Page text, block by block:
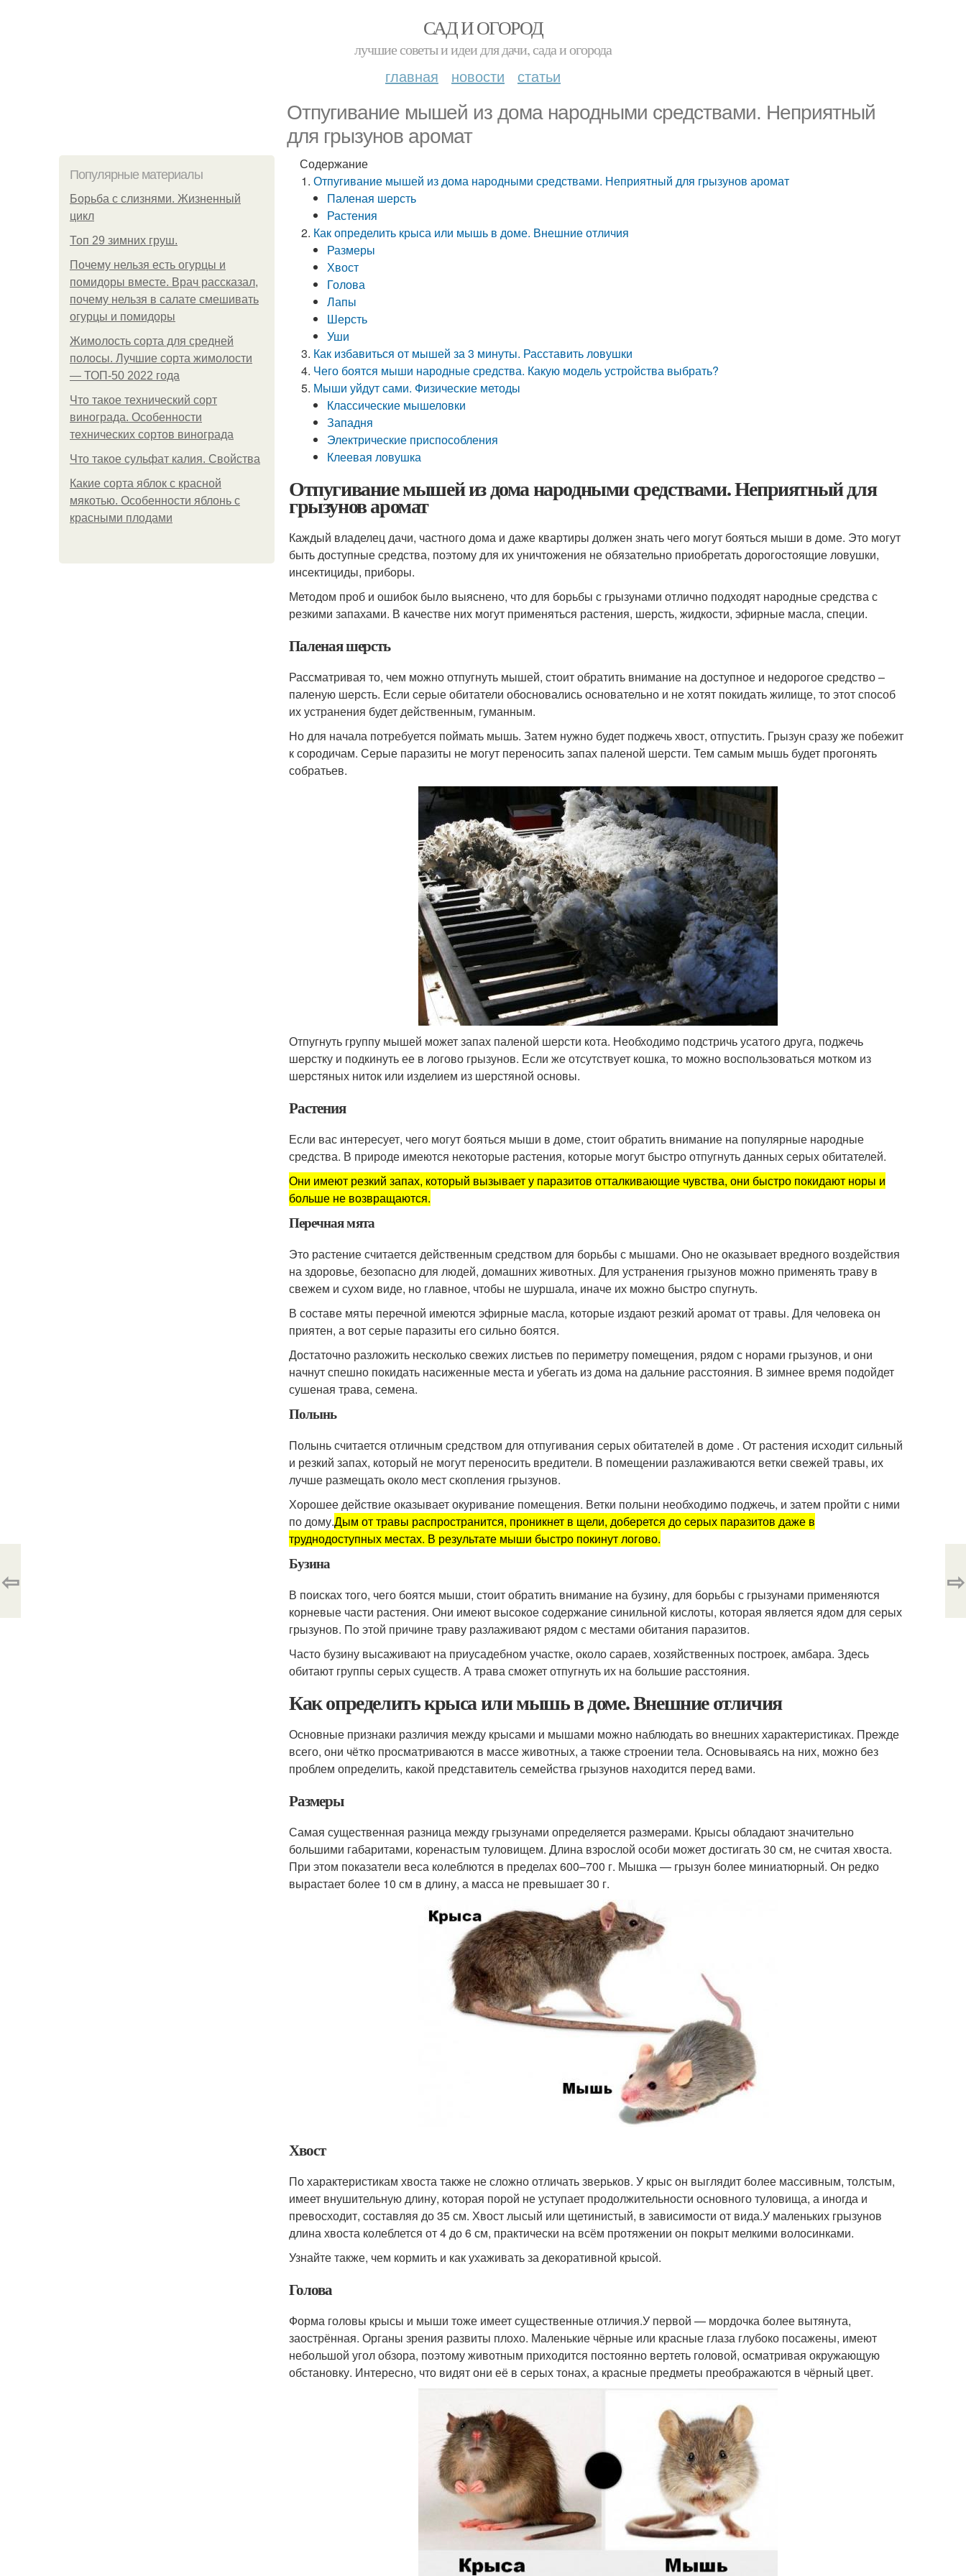
САД И ОГОРОД
лучшие советы и идеи для дачи, сада и огорода
главная новости статьи
Отпугивание мышей из дома народными средствами. Неприятный
для грызунов аромат
Популярные материалы
Борьба с слизнями. Жизненный
цикл
Топ 29 зимних груш.
Почему нельзя есть огурцы и
помидоры вместе. Врач рассказал,
почему нельзя в салате смешивать
огурцы и помидоры
Жимолость сорта для средней
полосы. Лучшие сорта жимолости
— ТОП-50 2022 года
Что такое технический сорт
винограда. Особенности
технических сортов винограда
Что такое сульфат калия. Свойства
Какие сорта яблок с красной
мякотью. Особенности яблонь с
красными плодами
Содержание
Отпугивание мышей из дома народными средствами. Неприятный для грызунов аромат
Паленая шерсть
Растения
Как определить крыса или мышь в доме. Внешние отличия
Размеры
Хвост
Голова
Лапы
Шерсть
Уши
Как избавиться от мышей за 3 минуты. Расставить ловушки
Чего боятся мыши народные средства. Какую модель устройства выбрать?
Мыши уйдут сами. Физические методы
Классические мышеловки
Западня
Электрические приспособления
Клеевая ловушка
Отпугивание мышей из дома народными средствами. Неприятный для
грызунов аромат
Каждый владелец дачи, частного дома и даже квартиры должен знать чего могут бояться мыши в доме. Это могут
быть доступные средства, поэтому для их уничтожения не обязательно приобретать дорогостоящие ловушки,
инсектициды, приборы.
Методом проб и ошибок было выяснено, что для борьбы с грызунами отлично подходят народные средства с
резкими запахами. В качестве них могут применяться растения, шерсть, жидкости, эфирные масла, специи.
Паленая шерсть
Рассматривая то, чем можно отпугнуть мышей, стоит обратить внимание на доступное и недорогое средство –
паленую шерсть. Если серые обитатели обосновались основательно и не хотят покидать жилище, то этот способ
их устранения будет действенным, гуманным.
Но для начала потребуется поймать мышь. Затем нужно будет поджечь хвост, отпустить. Грызун сразу же побежит
к сородичам. Серые паразиты не могут переносить запах паленой шерсти. Тем самым мышь будет прогонять
собратьев.
Отпугнуть группу мышей может запах паленой шерсти кота. Необходимо подстричь усатого друга, поджечь
шерстку и подкинуть ее в логово грызунов. Если же отсутствует кошка, то можно воспользоваться мотком из
шерстяных ниток или изделием из шерстяной основы.
Растения
Если вас интересует, чего могут бояться мыши в доме, стоит обратить внимание на популярные народные
средства. В природе имеются некоторые растения, которые могут быстро отпугнуть данных серых обитателей.
Они имеют резкий запах, который вызывает у паразитов отталкивающие чувства, они быстро покидают норы и
больше не возвращаются.
Перечная мята
Это растение считается действенным средством для борьбы с мышами. Оно не оказывает вредного воздействия
на здоровье, безопасно для людей, домашних животных. Для устранения грызунов можно применять траву в
свежем и сухом виде, но главное, чтобы не шуршала, иначе их можно быстро спугнуть.
В составе мяты перечной имеются эфирные масла, которые издают резкий аромат от травы. Для человека он
приятен, а вот серые паразиты его сильно боятся.
Достаточно разложить несколько свежих листьев по периметру помещения, рядом с норами грызунов, и они
начнут спешно покидать насиженные места и убегать из дома на дальние расстояния. В зимнее время подойдет
сушеная трава, семена.
Полынь
Полынь считается отличным средством для отпугивания серых обитателей в доме . От растения исходит сильный
и резкий запах, который не могут переносить вредители. В помещении разлаживаются ветки свежей травы, их
лучше размещать около мест скопления грызунов.
Хорошее действие оказывает окуривание помещения. Ветки полыни необходимо поджечь, и затем пройти с ними
по дому.Дым от травы распространится, проникнет в щели, доберется до серых паразитов даже в
труднодоступных местах. В результате мыши быстро покинут логово.
Бузина
В поисках того, чего боятся мыши, стоит обратить внимание на бузину, для борьбы с грызунами применяются
корневые части растения. Они имеют высокое содержание синильной кислоты, которая является ядом для серых
грызунов. По этой причине траву разлаживают рядом с местами обитания паразитов.
Часто бузину высаживают на приусадебном участке, около сараев, хозяйственных построек, амбара. Здесь
обитают группы серых существ. А трава сможет отпугнуть их на большие расстояния.
Как определить крыса или мышь в доме. Внешние отличия
Основные признаки различия между крысами и мышами можно наблюдать во внешних характеристиках. Прежде
всего, они чётко просматриваются в массе животных, а также строении тела. Основываясь на них, можно без
проблем определить, какой представитель семейства грызунов находится перед вами.
Размеры
Самая существенная разница между грызунами определяется размерами. Крысы обладают значительно
большими габаритами, коренастым туловищем. Длина взрослой особи может достигать 30 см, не считая хвоста.
При этом показатели веса колеблются в пределах 600–700 г. Мышка — грызун более миниатюрный. Он редко
вырастает более 10 см в длину, а масса не превышает 30 г.
Хвост
По характеристикам хвоста также не сложно отличать зверьков. У крыс он выглядит более массивным, толстым,
имеет внушительную длину, которая порой не уступает продолжительности основного туловища, а иногда и
превосходит, составляя до 35 см. Хвост лысый или щетинистый, в зависимости от вида.У маленьких грызунов
длина хвоста колеблется от 4 до 6 см, практически на всём протяжении он покрыт мелкими волосинками.
Узнайте также, чем кормить и как ухаживать за декоративной крысой.
Голова
Форма головы крысы и мыши тоже имеет существенные отличия.У первой — мордочка более вытянута,
заострённая. Органы зрения развиты плохо. Маленькие чёрные или красные глаза глубоко посажены, имеют
небольшой угол обзора, поэтому животным приходится постоянно вертеть головой, осматривая окружающую
обстановку. Интересно, что видят они её в серых тонах, а красные предметы преображаются в чёрный цвет.
⇦ ⇨